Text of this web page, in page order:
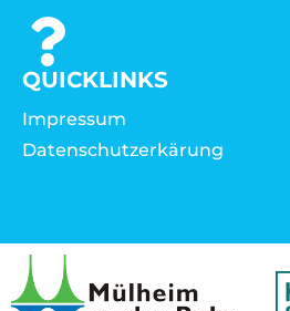
QUICKLINKS
Impressum
Datenschutzerkärung